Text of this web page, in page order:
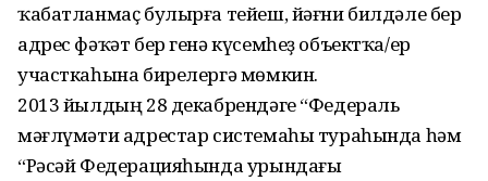
ҡабатланмаҫ булырға тейеш, йәғни билдәле бер
адрес фәҡәт бер генә күсемһеҙ объектҡа/ер
участкаһына бирелергә мөмкин.
2013 йылдың 28 декабрендәге “Федераль
мәғлүмәти адрестар системаһы тураһында һәм
“Рәсәй Федерацияһында урындағы